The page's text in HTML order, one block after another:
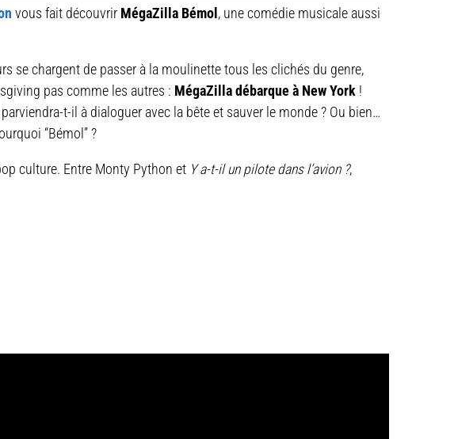
vous fait découvrir MégaZilla Bémol , une comédie musicale aussi
se chargent de passer à la moulinette tous les clichés du genre,
pas comme les autres : MégaZilla débarque à New York !
t-il à dialoguer avec la bête et sauver le monde ? Ou bien…
“Bémol” ?
culture. Entre Monty Python et Y a-t-il un pilote dans l’avion ?,